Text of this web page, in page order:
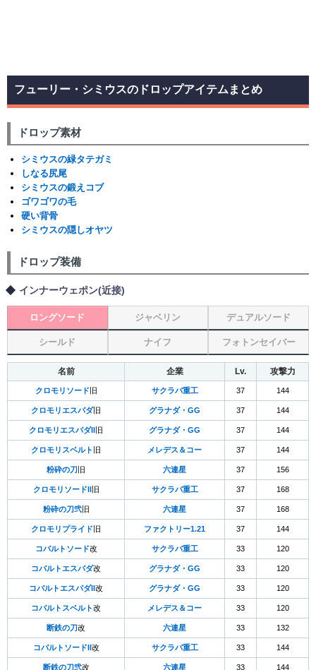
フューリー・シミウスのドロップアイテムまとめ
ドロップ素材
シミウスの緑タテガミ
しなる尻尾
シミウスの鍛えコブ
ゴワゴワの毛
硬い背骨
シミウスの隠しオヤツ
ドロップ装備
インナーウェポン(近接)
ロングソード ジャベリン デュアルソード
シールド ナイフ フォトンセイバー
名前 企業 Lv. 攻撃力
クロモリソード 旧 サクラバ重工 37 144
クロモリエスパダ旧 グラナダ・GG 37 144
クロモリエスパダII 旧 グラナダ・GG 37 144
クロモリスベルト 旧 メレデス＆コー 37 144
粉砕の刀 旧 六連星 37 156
クロモリソードII 旧 サクラバ重工 37 168
粉砕の刀弐旧 六連星 37 168
クロモリプライド 旧 ファクトリー1.21 37 144
コバルトソード改 サクラバ重工 33 120
コバルトエスパダ改 グラナダ・GG 33 120
コバルトエスパダII 改 グラナダ・GG 33 120
コバルトスベルト改 メレデス＆コー 33 120
断鉄の刀改 六連星 33 132
コバルトソードII 改 サクラバ重工 33 144
断鉄の刀弐改 六連星 33 144